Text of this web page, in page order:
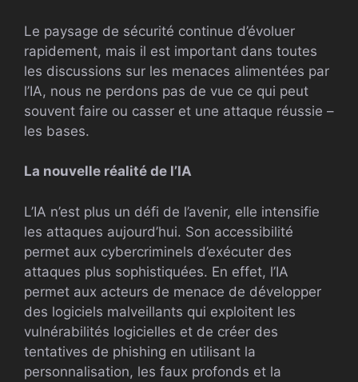
Le paysage de sécurité continue d’évoluer
rapidement, mais il est important dans toutes
les discussions sur les menaces alimentées par
l’IA, nous ne perdons pas de vue ce qui peut
souvent faire ou casser et une attaque réussie –
les bases.
La nouvelle réalité de l’IA
L’IA n’est plus un défi de l’avenir, elle intensifie
les attaques aujourd’hui. Son accessibilité
permet aux cybercriminels d’exécuter des
attaques plus sophistiquées. En effet, l’IA
permet aux acteurs de menace de développer
des logiciels malveillants qui exploitent les
vulnérabilités logicielles et de créer des
tentatives de phishing en utilisant la
personnalisation, les faux profonds et la